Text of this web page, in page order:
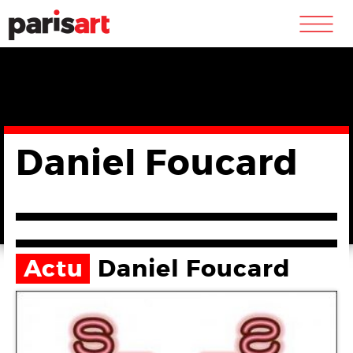
m
Daniel Foucard
Actu Daniel Foucard